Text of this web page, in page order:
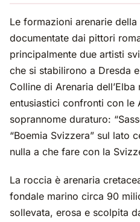
Le formazioni arenarie
documentate dai pittori
principalmente due artisti
che si stabilirono a Dresda
Colline di Arenaria
entusiastici confronti con le
soprannome duraturo:
“Boemia Svizzera” sul lato
nulla a che fare con la
La roccia è arenaria
fondale marino circa 90
sollevata, erosa e scolpita